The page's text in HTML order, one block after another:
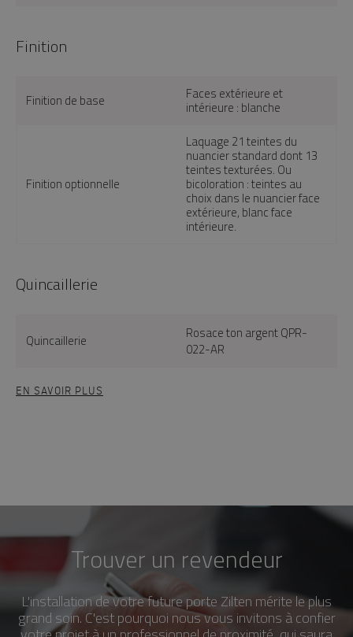
Finition
Finition de base Faces extérieure et
intérieure : blanche
Finition optionnelle
Laquage 21 teintes du
nuancier standard dont 13
teintes texturées. Ou
bicoloration : teintes au
choix dans le nuancier face
extérieure, blanc face
intérieure.
Quincaillerie
Quincaillerie Rosace ton argent QPR-
022-AR
EN SAVOIR PLUS
Trouver un revendeur
L'installation de votre future porte Zilten mérite le plus
grand soin. C'est pourquoi nous vous invitons à confier